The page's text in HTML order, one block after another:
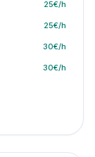
25€/h
25€/h
30€/h
30€/h